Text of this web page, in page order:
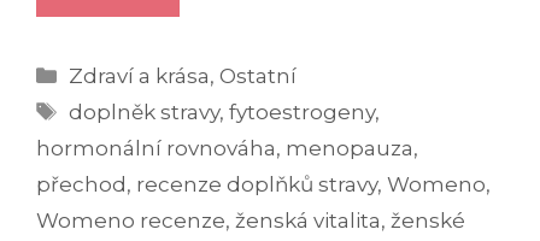
FUNGUJE
PŘI
PŘÍZNACÍCH
MENOPAUZY?
Rubriky
Zdraví a krása,Ostatní
Štítky
doplněk stravy,fytoestrogeny,
hormonální rovnováha, menopauza,
přechod, recenze doplňků stravy, Womeno,
Womeno recenze, ženská vitalita, ženské